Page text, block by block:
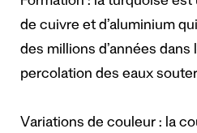
de cuivre et d’aluminium
des millions d’années
percolation des eaux
Variations de couleur : la